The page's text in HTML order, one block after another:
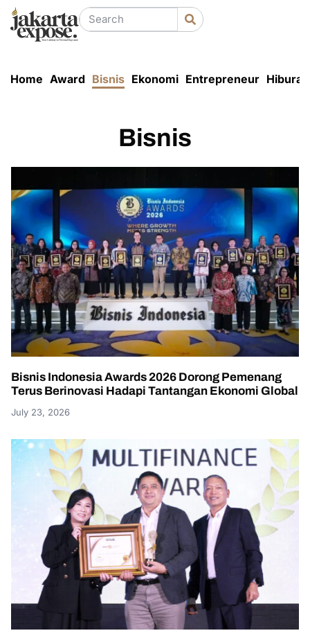
Home Award Bisnis Ekonomi Entrepreneur Hiburan
Bisnis
Bisnis Indonesia Awards 2026 Dorong Pemenang
Terus Berinovasi Hadapi Tantangan Ekonomi Global
July 23, 2026